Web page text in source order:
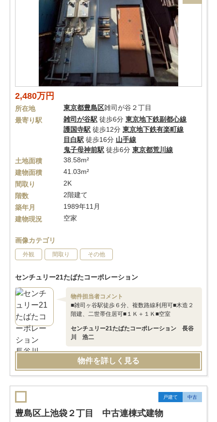
2,480万円
所在地 東京都豊島区雑司が谷２丁目
最寄り駅
雑司が谷駅 徒歩6分 東京地下鉄副都心線
護国寺駅 徒歩12分 東京地下鉄有楽町線
目白駅 徒歩16分 山手線
鬼子母神前駅 徒歩6分 東京都荒川線
土地面積
38.58m²
建物面積
41.03m²
間取り
2K
階数
2階建て
築年月
1989年11月
建物現況
空家
画像カテゴリ
外観 間取り その他
センチュリー21たばたコーポレーション
物件担当者コメント
■雑司ヶ谷駅徒歩６分、複数路線利用可■木造２
階建、二世帯住居可■１Ｋ＋１Ｋ■空室
センチュリー21たばたコーポレーション 長谷
川 浩二
物件を詳しく見る
戸建て 中古
豊島区上池袋２丁目 中古連棟式建物